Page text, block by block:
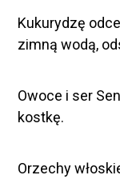
Kukurydzę
zimną wodą,
Owoce i ser
kostkę.
Orzechy